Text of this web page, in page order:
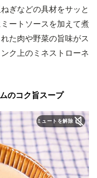
ぎなどの具材をサッと
ートソースを加えて煮
た肉や野菜の旨味がス
ク上のミネストローネ
のコク旨スープ
ミュートを解除